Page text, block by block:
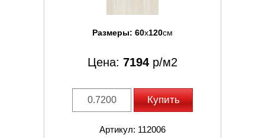
Размеры: 60x120см
Цена: 7194 р/м2
Купить
Артикул: 112006